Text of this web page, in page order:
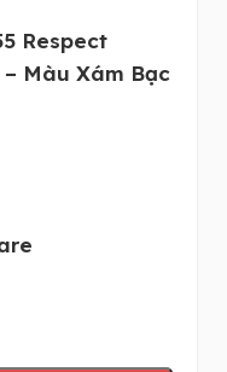
Respect
Màu Xám Bạc